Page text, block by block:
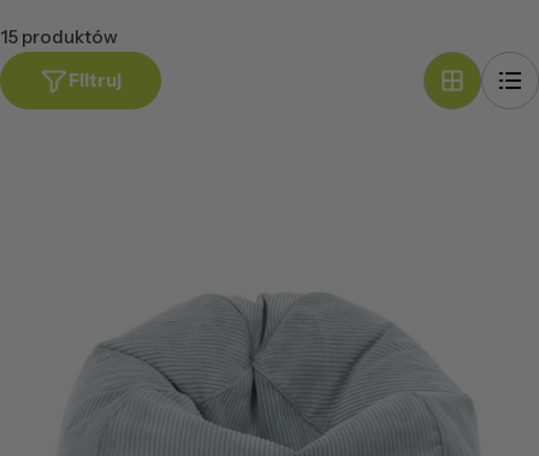
15 produktów
Filtruj